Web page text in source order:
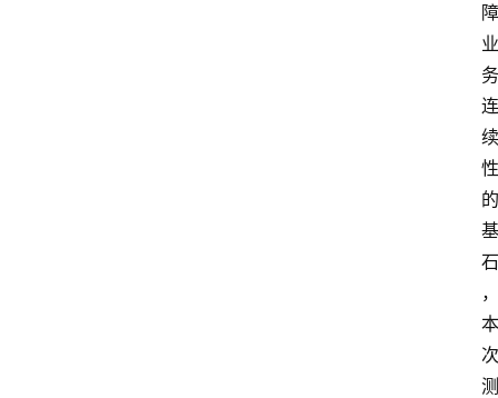
障
业
务
连
续
性
的
基
石
，
本
次
测